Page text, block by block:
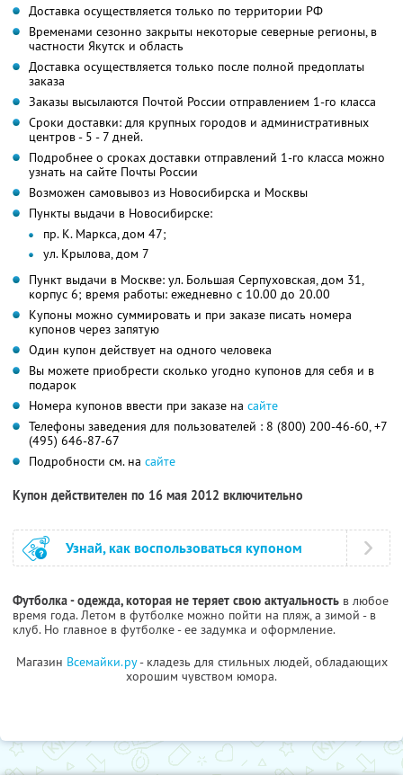
Доставка осуществляется только по территории РФ
Временами сезонно закрыты некоторые северные регионы, в
частности Якутск и область
Доставка осуществляется только после полной предоплаты
заказа
Заказы высылаются Почтой России отправлением 1-го класса
Сроки доставки: для крупных городов и административных
центров - 5 - 7 дней.
Подробнее о сроках доставки отправлений 1-го класса можно
узнать на сайте Почты России
Возможен самовывоз из Новосибирска и Москвы
Пункты выдачи в Новосибирске:
пр. К. Маркса, дом 47;
ул. Крылова, дом 7
Пункт выдачи в Москве: ул. Большая Серпуховская, дом 31,
корпус 6; время работы: ежедневно с 10.00 до 20.00
Купоны можно суммировать и при заказе писать номера
купонов через запятую
Один купон действует на одного человека
Вы можете приобрести сколько угодно купонов для себя и в
подарок
Номера купонов ввести при заказе на сайте
Телефоны заведения для пользователей : 8 (800) 200-46-60, +7
(495) 646-87-67
Подробности см. на сайте
Купон действителен по 16 мая 2012 включительно
Узнай, как воспользоваться купоном
Футболка - одежда, которая не теряет свою актуальность в любое
время года. Летом в футболке можно пойти на пляж, а зимой - в
клуб. Но главное в футболке - ее задумка и оформление.
Магазин Всемайки.ру- кладезь для стильных людей, обладающих
хорошим чувством юмора.